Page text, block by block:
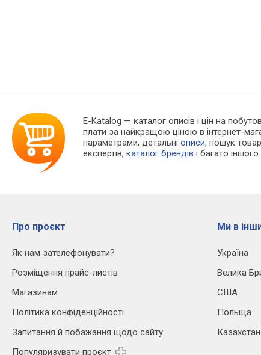
E-Katalog — каталог описів і цін на
плати за найкращою ціною в інтернет-
параметрами, детальніописи, пошук
експертів,каталог брендів і багато
Про проєкт
Як нам зателефонувати?
Розміщення прайс-листів
Магазинам
Політика конфіденційності
Запитання й побажання щодо сайту
Популяризувати проєкт
Ми в
Україна
Велика
США
Польща
Казахстан